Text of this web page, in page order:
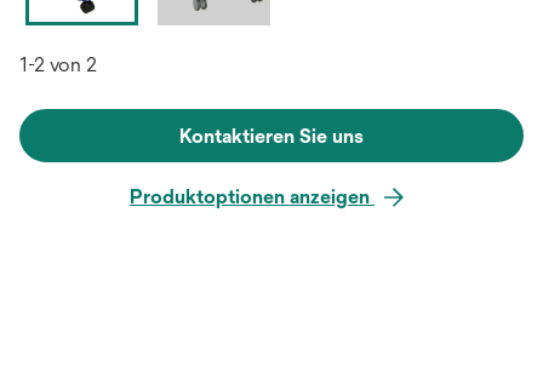
1-2 von 2
Kontaktieren Sie uns
Produktoptionen anzeigen